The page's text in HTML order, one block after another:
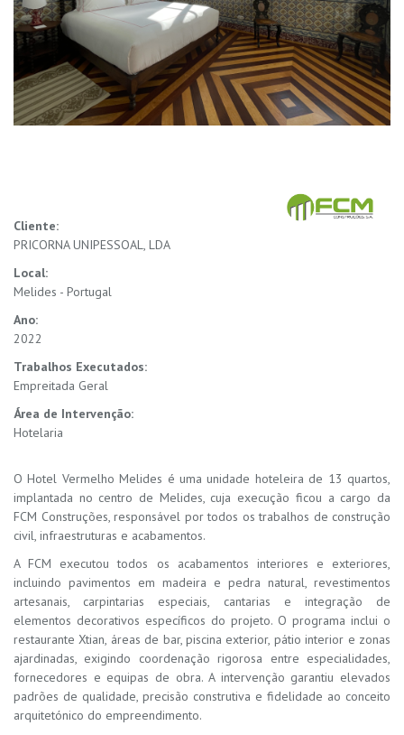
Cliente:
PRICORNA UNIPESSOAL, LDA
Local:
Melides - Portugal
Ano:
2022
Trabalhos Executados:
Empreitada Geral
Área de Intervenção:
Hotelaria
O Hotel Vermelho Melides é uma unidade hoteleira de 13 quartos,
implantada no centro de Melides, cuja execução ficou a cargo da
FCM Construções, responsável por todos os trabalhos de construção
civil, infraestruturas e acabamentos.
A FCM executou todos os acabamentos interiores e exteriores,
incluindo pavimentos em madeira e pedra natural, revestimentos
artesanais, carpintarias especiais, cantarias e integração de
elementos decorativos específicos do projeto. O programa inclui o
restaurante Xtian, áreas de bar, piscina exterior, pátio interior e zonas
ajardinadas, exigindo coordenação rigorosa entre especialidades,
fornecedores e equipas de obra. A intervenção garantiu elevados
padrões de qualidade, precisão construtiva e fidelidade ao conceito
arquitetónico do empreendimento.